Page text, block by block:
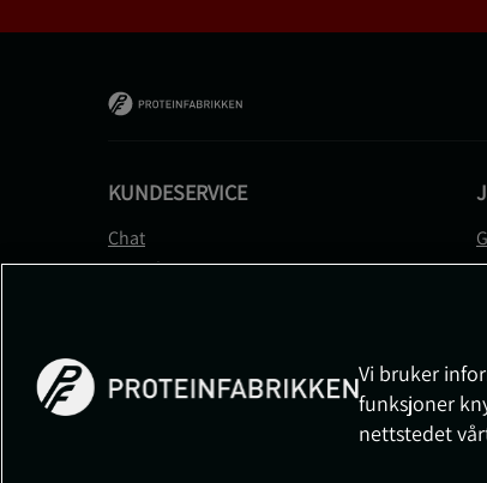
KUNDESERVICE
Chat
Kontakt
FAQ
Vi bruker
funksjoner
nettstedet